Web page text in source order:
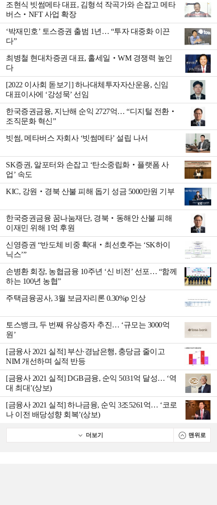
조현식 빗썸메타 대표, 김형석 작곡가와 손잡고 메타
버스‧NFT 사업 확장
‘박재민호’ 토스증권 출범 1년… “투자 대중화 이끈
다”
최병철 현대차증권 대표, 홀세일‧WM 경쟁력 높인
다
[2022 이사회 돋보기] 하나대체투자자산운용, 신임
대표이사에 ‘강성묵’ 선임
한국증권금융, 지난해 순익 2727억… “디지털 전환‧
조직문화 혁신”
빗썸, 메타버스 자회사 ‘빗썸메타’ 설립 나서
SK증권, 알포터와 손잡고 ‘탄소중립화‧플랫폼 사
업’ 속도
KIC, 강원‧경북 산불 피해 돕기 성금 5000만원 기부
한국증권금융 꿈나눔재단, 경북‧동해안 산불 피해
이재민 위해 1억 후원
신영증권 “반도체 비중 확대‧최선호주는 ‘SK하이
닉스’”
손병환 회장, 농협금융 10주년 ‘신 비전’ 선포… “함께
하는 100년 농협”
주택금융공사, 3월 보금자리론 0.30%p 인상
토스뱅크, 두 번째 유상증자 추진… ‘규모는 3000억
원’
[금융사 2021 실적] 부산·경남은행, 충당금 줄이고
NIM 개선하며 실적 반등
[금융사 2021 실적] DGB금융, 순익 5031억 달성… ‘역
대 최대’(상보)
[금융사 2021 실적] 하나금융, 순익 3조5261억… ‘코로
나 이전 배당성향 회복’(상보)
더보기 맨위로